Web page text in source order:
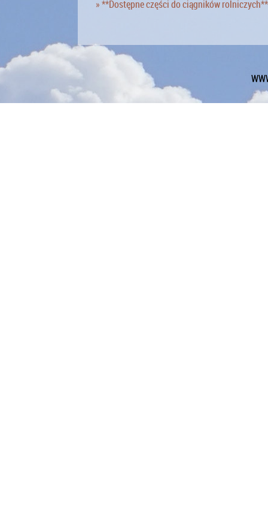
» **Dostępne części do ciągników rolniczych**